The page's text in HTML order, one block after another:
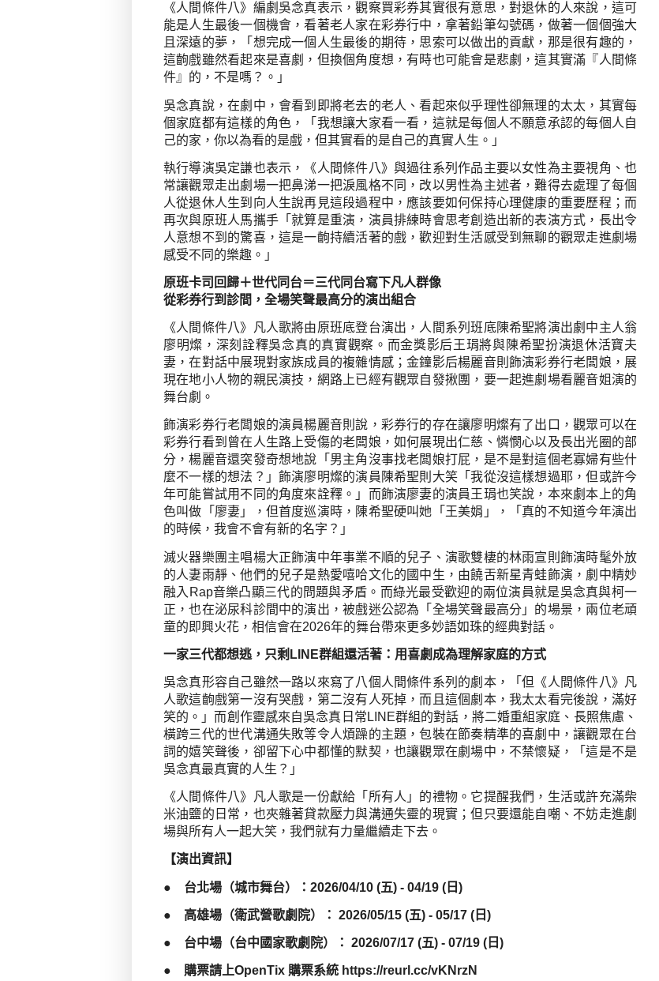
《人間條件八》編劇吳念真表示，觀察買彩券其實很有意思，對退休的人來說，這可
能是人生最後一個機會，看著老人家在彩券行中，拿著鉛筆勾號碼，做著一個個強大
且深遠的夢，「想完成一個人生最後的期待，思索可以做出的貢獻，那是很有趣的，
這齣戲雖然看起來是喜劇，但換個角度想，有時也可能會是悲劇，這其實滿『人間條
件』的，不是嗎？。」
吳念真說，在劇中，會看到即將老去的老人、看起來似乎理性卻無理的太太，其實每
個家庭都有這樣的角色，「我想讓大家看一看，這就是每個人不願意承認的每個人自
己的家，你以為看的是戲，但其實看的是自己的真實人生。」
執行導演吳定謙也表示，《人間條件八》與過往系列作品主要以女性為主要視角、也
常讓觀眾走出劇場一把鼻涕一把淚風格不同，改以男性為主述者，難得去處理了每個
人從退休人生到向人生說再見這段過程中，應該要如何保持心理健康的重要歷程；而
再次與原班人馬攜手「就算是重演，演員排練時會思考創造出新的表演方式，長出令
人意想不到的驚喜，這是一齣持續活著的戲，歡迎對生活感受到無聊的觀眾走進劇場
感受不同的樂趣。」
原班卡司回歸＋世代同台＝三代同台寫下凡人群像
從彩券行到診間，全場笑聲最高分的演出組合
《人間條件八》凡人歌將由原班底登台演出，人間系列班底陳希聖將演出劇中主人翁
廖明燦，深刻詮釋吳念真的真實觀察。而金獎影后王琄將與陳希聖扮演退休活寶夫
妻，在對話中展現對家族成員的複雜情感；金鐘影后楊麗音則飾演彩券行老闆娘，展
現在地小人物的親民演技，網路上已經有觀眾自發揪團，要一起進劇場看麗音姐演的
舞台劇。
飾演彩券行老闆娘的演員楊麗音則說，彩券行的存在讓廖明燦有了出口，觀眾可以在
彩券行看到曾在人生路上受傷的老闆娘，如何展現出仁慈、憐憫心以及長出光圈的部
分，楊麗音還突發奇想地說「男主角沒事找老闆娘打屁，是不是對這個老寡婦有些什
麼不一樣的想法？」飾演廖明燦的演員陳希聖則大笑「我從沒這樣想過耶，但或許今
年可能嘗試用不同的角度來詮釋。」而飾演廖妻的演員王琄也笑說，本來劇本上的角
色叫做「廖妻」，但首度巡演時，陳希聖硬叫她「王美娟」，「真的不知道今年演出
的時候，我會不會有新的名字？」
滅火器樂團主唱楊大正飾演中年事業不順的兒子、演歌雙棲的林雨宣則飾演時髦外放
的人妻雨靜、他們的兒子是熱愛嘻哈文化的國中生，由饒舌新星青蛙飾演，劇中精妙
融入 Rap音樂凸顯三代的問題與矛盾。而綠光最受歡迎的兩位演員就是吳念真與柯一
正，也在泌尿科診間中的演出，被戲迷公認為「全場笑聲最高分」的場景，兩位老頑
童的即興火花，相信會在2026年的舞台帶來更多妙語如珠的經典對話。
一家三代都想逃，只剩 LINE群組還活著：用喜劇成為理解家庭的方式
吳念真形容自己雖然一路以來寫了八個人間條件系列的劇本，「但《人間條件八》凡
人歌這齣戲第一沒有哭戲，第二沒有人死掉，而且這個劇本，我太太看完後說，滿好
笑的。」而創作靈感來自吳念真日常 LINE群組的對話，將二婚重組家庭、長照焦慮、
橫跨三代的世代溝通失敗等令人煩躁的主題，包裝在節奏精準的喜劇中，讓觀眾在台
詞的嬉笑聲後，卻留下心中都懂的默契，也讓觀眾在劇場中，不禁懷疑，「這是不是
吳念真最真實的人生？」
《人間條件八》凡人歌是一份獻給「所有人」的禮物。它提醒我們，生活或許充滿柴
米油鹽的日常，也夾雜著貸款壓力與溝通失靈的現實；但只要還能自嘲、不妨走進劇
場與所有人一起大笑，我們就有力量繼續走下去。
【演出資訊】
● 台北場（城市舞台）： 2026/04/10 (五) - 04/19 ( 日 )
● 高雄場（衛武營歌劇院）： 2026/05/15 (五) - 05/17 ( 日 )
● 台中場（台中國家歌劇院）： 2026/07/17 (五) - 07/19 ( 日 )
● 購票請上OpenTix 購票系統 https://reurl.cc/vKNrzN